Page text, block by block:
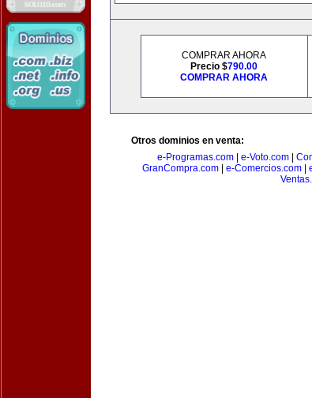
COMPRAR AHORA
Precio $790.00
COMPRAR AHORA
Otros dominios en venta:
e-Programas.com
e-Voto.com
GranCompra.com
e-Comercios.com